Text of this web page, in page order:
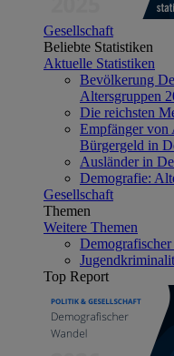
Gesellschaft
Beliebte Statistiken
Aktuelle Statistiken
Bevölkerung
Altersgruppen
Die reichsten
Empfänger von
Bürgergeld in
Ausländer in
Demografie:
Gesellschaft
Themen
Weitere Themen
Top Report